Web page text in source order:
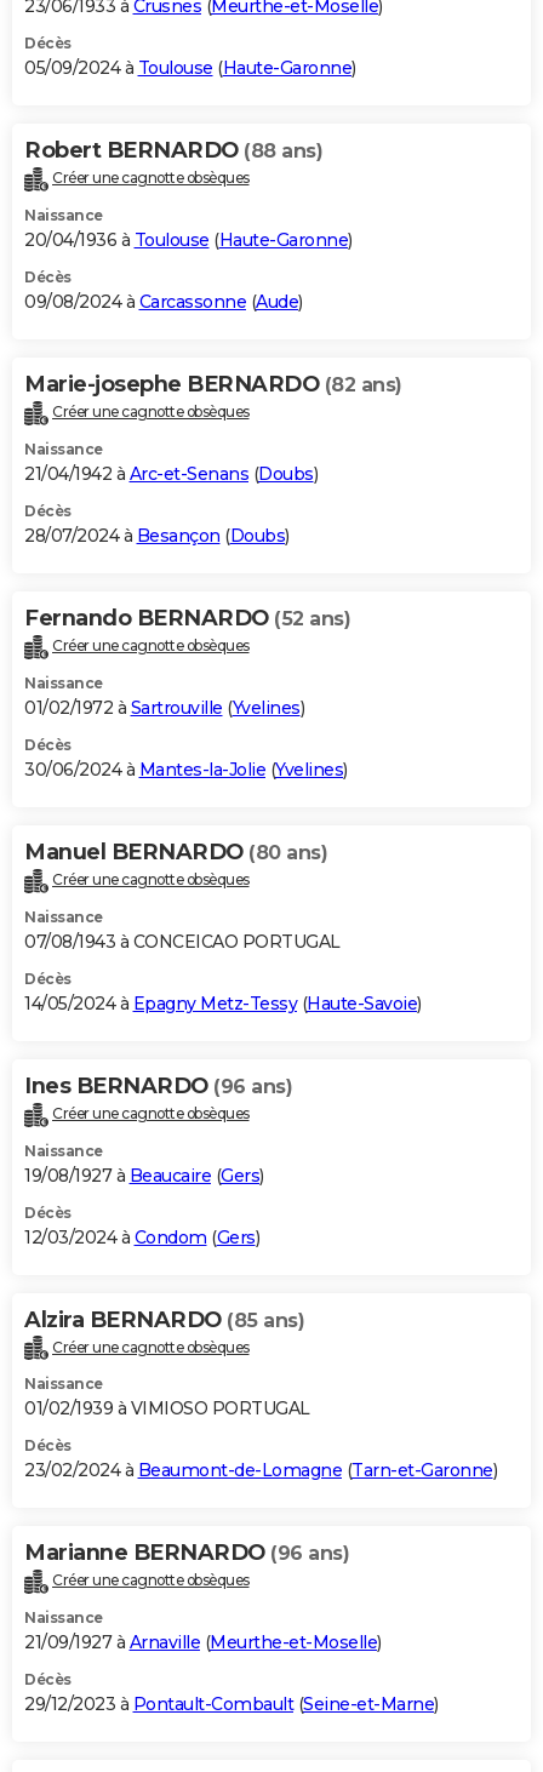
23/06/1933 à Crusnes (Meurthe-et-Moselle)
Décès
05/09/2024 à Toulouse (Haute-Garonne)
Robert BERNARDO (88 ans)
Créer une cagnotte obsèques
Naissance
20/04/1936 à Toulouse (Haute-Garonne)
Décès
09/08/2024 à Carcassonne (Aude)
Marie-josephe BERNARDO (82 ans)
Créer une cagnotte obsèques
Naissance
21/04/1942 à Arc-et-Senans (Doubs)
Décès
28/07/2024 à Besançon (Doubs)
Fernando BERNARDO (52 ans)
Créer une cagnotte obsèques
Naissance
01/02/1972 à Sartrouville (Yvelines)
Décès
30/06/2024 à Mantes-la-Jolie (Yvelines)
Manuel BERNARDO (80 ans)
Créer une cagnotte obsèques
Naissance
07/08/1943 à CONCEICAO PORTUGAL
Décès
14/05/2024 à Epagny Metz-Tessy(Haute-Savoie)
Ines BERNARDO (96 ans)
Créer une cagnotte obsèques
Naissance
19/08/1927 à Beaucaire (Gers)
Décès
12/03/2024 à Condom (Gers)
Alzira BERNARDO (85 ans)
Créer une cagnotte obsèques
Naissance
01/02/1939 à VIMIOSO PORTUGAL
Décès
23/02/2024 à Beaumont-de-Lomagne (Tarn-et-Garonne)
Marianne BERNARDO (96 ans)
Créer une cagnotte obsèques
Naissance
21/09/1927 à Arnaville (Meurthe-et-Moselle)
Décès
29/12/2023 à Pontault-Combault(Seine-et-Marne)